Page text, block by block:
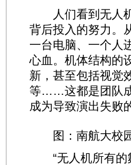
人们看到无人机
背后投入的努力。
一台电脑、一个人
心血。机体结构的
新，甚至包括视觉
等……这都是团队
成为导致演出失败
图：南航大校园
“无人机所有的